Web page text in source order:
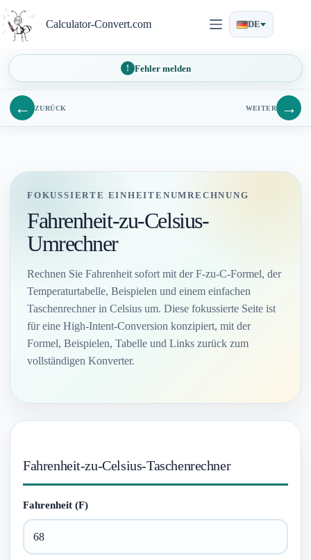
Inhalt
springen
Calculator-Convert.com DE
Fehler melden
← ZURÜCK WEITER →
FOKUSSIERTE EINHEITENUMRECHNUNG
Fahrenheit-zu-Celsius-
Umrechner
Rechnen Sie Fahrenheit sofort mit der F-zu-C-Formel, der
Temperaturtabelle, Beispielen und einem einfachen
Taschenrechner in Celsius um. Diese fokussierte Seite ist
für eine High-Intent-Conversion konzipiert, mit der
Formel, Beispielen, Tabelle und Links zurück zum
vollständigen Konverter.
Fahrenheit-zu-Celsius-Taschenrechner
Fahrenheit (F)